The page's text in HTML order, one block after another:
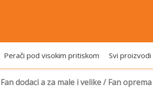
Perači pod visokim pritiskom Svi proizvodi
Fan dodaci a za male i velike/Fan oprema